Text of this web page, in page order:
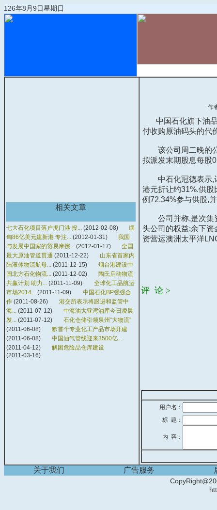
126年8月9日星期日
相关文章
七大石化项目落户虎门港 投... (2012-02-08)
缅
甸86亿美元建新港 专注... (2012-01-31)
我国
与发展中国家的贸易摩擦... (2012-01-17)
全国
最大原油管道贯通 (2011-12-22)
山东省首家内
陆液体物流航母... (2011-12-15)
烟台港建设中
国北方石化物流... (2011-12-02)
陶氏启动物流
共赢计划 助力... (2011-11-09)
全球化工品航运
市场2014... (2011-11-09)
中国石化BP强强合
作 (2011-08-26)
港交所表示将跟进和监管中
海... (2011-07-12)
中海油大亚湾油库今日凌晨
发... (2011-07-12)
石化仓储引领泉州“大物流”
(2011-06-08)
黔首个专业化工产品市场开建
(2011-06-08)
中国油气管线迎来3500亿...
(2011-04-12)
解困危险品仓库建设
(2011-03-16)
作
中国石化旗下油品
付收购原油码头的代
该公司周二晚的公
拟派发末期股息每股
中石化冠德表示,计
港元折让约31%.供
例72.34%参与供股,
公司并称,是次集资
头公司的权益;余下
资营运澳洲太平洋
评 论 >
用户名：
标 题：
内 容：
关于我们 广告服务